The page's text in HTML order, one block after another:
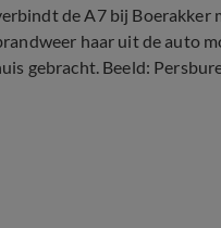
de A7 bij Boerakker
haar uit de auto
gebracht. Beeld: